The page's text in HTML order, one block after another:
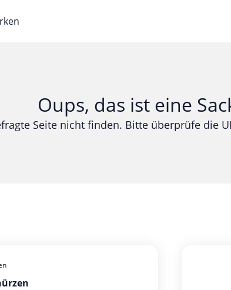
Gesundheit & Beauty
Mobilfunk & Internet
Oups, das ist eine
Seite nicht finden. Bitte überprüfe die